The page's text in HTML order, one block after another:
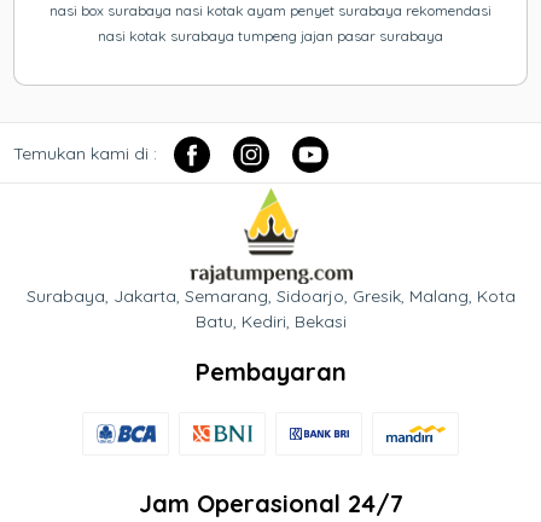
nasi box surabaya nasi kotak ayam penyet surabaya rekomendasi
nasi kotak surabaya tumpeng jajan pasar surabaya
Temukan kami di :
Surabaya, Jakarta, Semarang, Sidoarjo, Gresik, Malang, Kota
Batu, Kediri, Bekasi
Pembayaran
Jam Operasional 24/7